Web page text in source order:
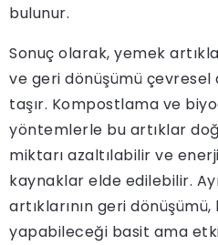
bulunur.
Sonuç olarak, yemek
ve geri dönüşümü çevresel
taşır. Kompostlama ve
yöntemlerle bu artıklar
miktarı azaltılabilir ve
kaynaklar elde edilebilir.
artıklarının geri
yapabileceği basit ama